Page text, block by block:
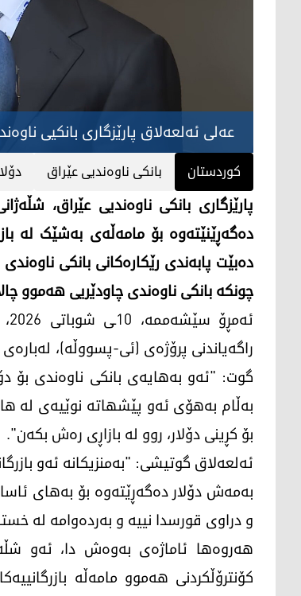
عەلی ئەلعەلاق پارێزگاری بانکیی
کوردستان بانکی ناوەندیی عێراق
پارێزگاری بانکی ناوەندیی عێراق،
دەگەڕێنێتەوە بۆ مامەڵەی بەشێک لە
دەبێت پابەندی رێکارەکانی بانکی
چونکە بانکی ناوەندی چاودێریی هەموو
راگەیاندنی پرۆژەی (ئی-پسووڵە)، لەبارەی
گوت: "ئەو بەهایەی بانکی ناوەندی بۆ
بەڵام بەهۆی ئەو پێشهاتە نوێیەی لە
بۆ کڕینی دۆلار، روو لە بازاڕی رەش بکەن".
ئەلعەلاق گوتیشی: "بەمنزیکانە ئەو
بەمەش دۆلار دەگەڕێتەوە بۆ بەهای
و دراوی قورسدا نییە و بەردەوامە لە
هەروەها ئاماژەی بەوەش دا، ئەو
کۆنترۆڵکردنی هەموو مامەڵە